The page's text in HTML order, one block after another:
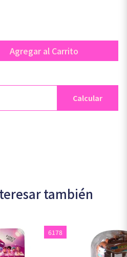
Agregar al Carrito
Calcular
también
6178